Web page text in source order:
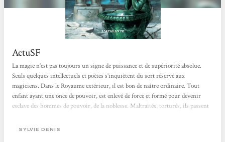
ActuSF
La magie n’est pas toujours un signe de puissance et de supériorité absolue.
Seuls quelques intellectuels et poètes s’inquiètent du sort réservé aux
magiciens. Dans le Royaume extérieur, il est bon de naître ordinaire. Tout
enfant ayant une once de pouvoir, est enlevé de force et formé pour devenir
esclave des hommes de pouvoir, de la noblesse. Maltraités, torturés, ils passent
moindres ordres. Quelques gamins réussissent à échapper à ces rafles et...
SYLVIE DENIS